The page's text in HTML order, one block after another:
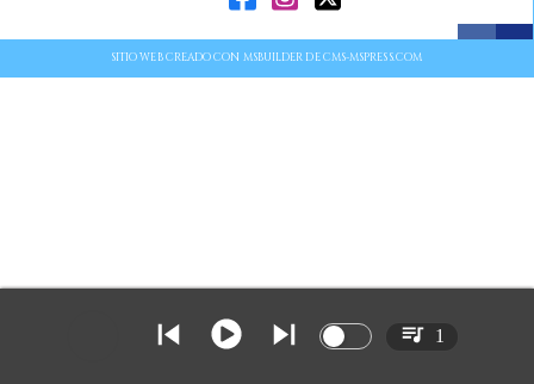
SITIO WEB CREADO CON MSBUILDER DE CMS-MSPRESS.COM
1